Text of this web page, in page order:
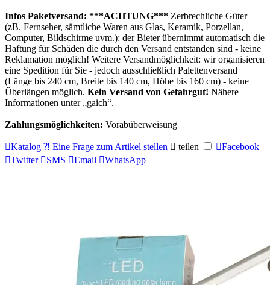
Infos Paketversand: ***ACHTUNG*** Zerbrechliche Güter
(zB. Fernseher, sämtliche Waren aus Glas, Keramik, Porzellan,
Computer, Bildschirme uvm.): der Bieter übernimmt automatisch die
Haftung für Schäden die durch den Versand entstanden sind - keine
Reklamation möglich! Weitere Versandmöglichkeit: wir organisieren
eine Spedition für Sie - jedoch ausschließlich Palettenversand
(Länge bis 240 cm, Breite bis 140 cm, Höhe bis 160 cm) - keine
Überlängen möglich. Kein Versand von Gefahrgut! Nähere
Informationen unter
gaich .
Zahlungsmöglichkeiten: Vorabüberweisung
Katalog ⁈ Eine Frage zum Artikel stellen  teilen Facebook
Twitter SMS Email WhatsApp